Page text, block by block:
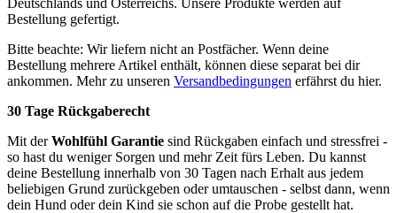
Bestellung gefertigt.
Bitte beachte: Wir liefern nicht an Postfächer. Wenn deine
Bestellung mehrere Artikel enthält, können diese separat bei dir
ankommen. Mehr zu unseren Versandbedingungen erfährst du hier.
30 Tage Rückgaberecht
Mit derWohlfühl Garantie sind Rückgaben einfach und stressfrei -
so hast du weniger Sorgen und mehr Zeit fürs Leben. Du kannst
deine Bestellung innerhalb von 30 Tagen nach Erhalt aus jedem
beliebigen Grund zurückgeben oder umtauschen - selbst dann, wenn
dein Hund oder dein Kind sie schon auf die Probe gestellt hat.